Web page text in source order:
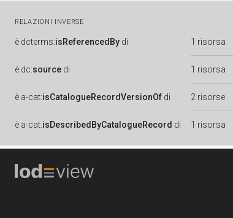
RELAZIONI INVERSE
è dcterms:isReferencedBy di 1 risorsa
è dc:source di 1 risorsa
è a-cat:isCatalogueRecordVersionOf di 2 risorse
è a-cat:isDescribedByCatalogueRecord di 1 risorsa